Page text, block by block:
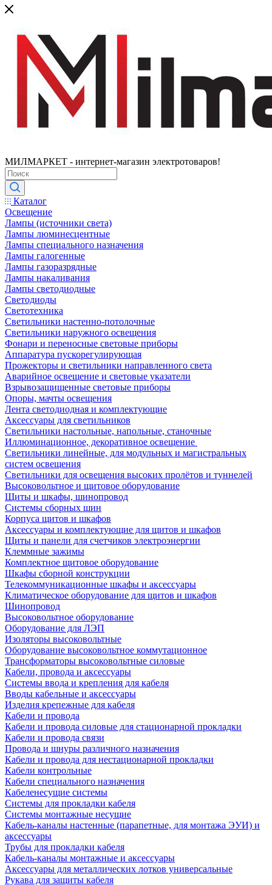
МИЛМАРКЕТ - интернет-магазин электротоваров!
Каталог
Освещение
Лампы (источники света)
Лампы люминесцентные
Лампы специального назначения
Лампы галогенные
Лампы газоразрядные
Лампы накаливания
Лампы светодиодные
Светодиоды
Светотехника
Светильники настенно-потолочные
Светильники наружного освещения
Фонари и переносные световые приборы
Аппаратура пускорегулирующая
Прожекторы и светильники направленного света
Аварийное освещение и световые указатели
Взрывозащищенные световые приборы
Опоры, мачты освещения
Лента светодиодная и комплектующие
Аксессуары для светильников
Светильники настольные, напольные, станочные
Иллюминационное, декоративное освещение
Светильники линейные, для модульных и магистральных
систем освещения
Светильники для освещения высоких пролётов и туннелей
Высоковольтное и щитовое оборудование
Щиты и шкафы, шинопровод
Системы сборных шин
Корпуса щитов и шкафов
Аксессуары и комплектующие для щитов и шкафов
Щиты и панели для счетчиков электроэнергии
Клеммные зажимы
Комплектное щитовое оборудование
Шкафы сборной конструкции
Телекоммуникационные шкафы и аксессуары
Климатическое оборудование для щитов и шкафов
Шинопровод
Высоковольтное оборудование
Оборудование для ЛЭП
Изоляторы высоковольтные
Оборудование высоковольтное коммутационное
Трансформаторы высоковольтные силовые
Кабели, провода и аксессуары
Системы ввода и крепления для кабеля
Вводы кабельные и аксессуары
Изделия крепежные для кабеля
Кабели и провода
Кабели и провода силовые для стационарной прокладки
Кабели и провода связи
Провода и шнуры различного назначения
Кабели и провода для нестационарной прокладки
Кабели контрольные
Кабели специального назначения
Кабеленесущие системы
Системы для прокладки кабеля
Системы монтажные несущие
Кабель-каналы настенные (парапетные, для монтажа ЭУИ) и
аксессуары
Трубы для прокладки кабеля
Кабель-каналы монтажные и аксессуары
Аксессуары для металлических лотков универсальные
Рукава для защиты кабеля